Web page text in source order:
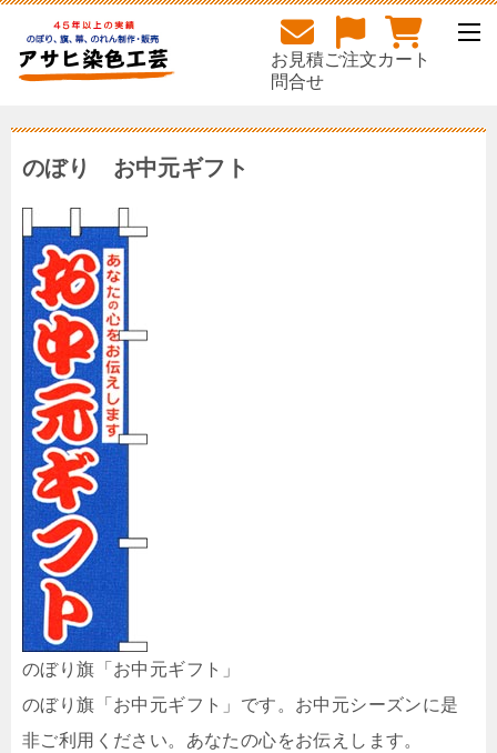
お見積
問合せ
ご注文カート
のぼり お中元ギフト
のぼり旗「お中元ギフト」
のぼり旗「お中元ギフト」です。お中元シーズンに是
非ご利用ください。あなたの心をお伝えします。